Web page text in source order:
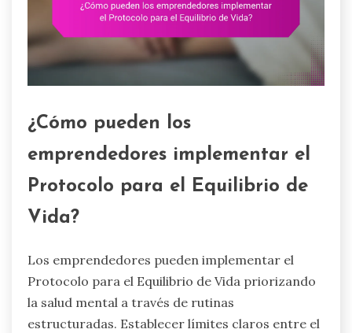
¿Cómo pueden los
emprendedores implementar el
Protocolo para el Equilibrio de
Vida?
Los emprendedores pueden implementar el
Protocolo para el Equilibrio de Vida priorizando
la salud mental a través de rutinas
estructuradas. Establecer límites claros entre el